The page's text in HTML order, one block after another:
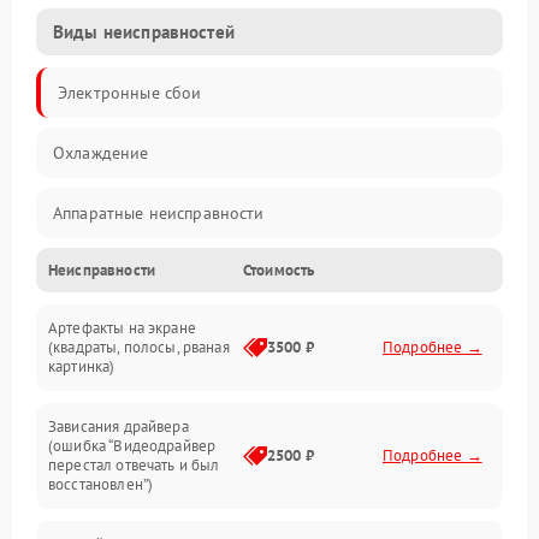
Виды неисправностей
Электронные сбои
Охлаждение
Аппаратные неисправности
Перегрев и термопроблемы
Видео
Интерфейсные и коммуникационные проблемы
Неисправности Стоимость
Артефакты на экране
(квадраты, полосы, рваная
картинка)
3500 ₽ Подробнее →
Зависания драйвера
(ошибка “Видеодрайвер
перестал отвечать и был
восстановлен”)
2500 ₽ Подробнее →